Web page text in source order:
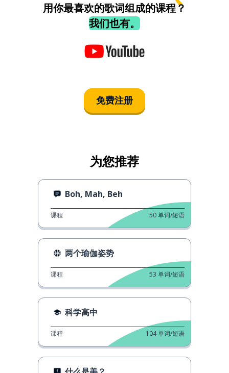
用你最喜欢的歌词组成的课程？
我们也有。
免费注册
为您推荐
Boh, Mah, Beh
课程 50单词/短语
两个瑜伽姿势
课程 53 单词/短语
科学高中
课程 104单词/短语